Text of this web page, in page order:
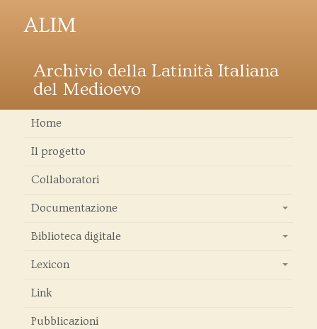
ALIM
Archivio della Latinità Italiana
del Medioevo
Home
Il progetto
Collaboratori
Documentazione
Biblioteca digitale
Lexicon
Link
Pubblicazioni